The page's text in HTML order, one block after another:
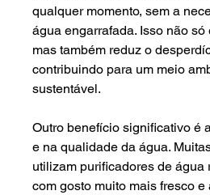
qualquer momento, sem a
água engarrafada. Isso não
mas também reduz o
contribuindo para um meio
sustentável.
Outro benefício significativo é
e na qualidade da água.
utilizam purificadores de água
com gosto muito mais fresco e